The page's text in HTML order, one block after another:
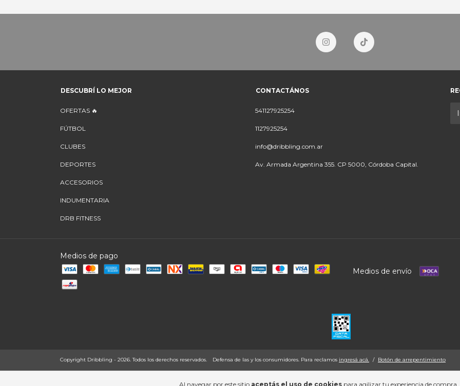
Al navegar por este sitio aceptás el uso de cookiespara agilizar tu experiencia de compra.
DESCUBRÍ LO MEJOR
OFERTAS 🔥
FÚTBOL
CLUBES
DEPORTES
ACCESORIOS
INDUMENTARIA
DRB FITNESS
CONTACTÁNOS
541127925254
1127925254
info@dribbling.com.ar
Av. Armada Argentina 355. CP 5000, Córdoba Capital.
Medios de pago
Medios de envío
Copyright Dribbling - 2026. Todos los derechos reservados. Defensa de las y los consumidores. Para reclamos ingresá acá. / Botón de arrepentimiento